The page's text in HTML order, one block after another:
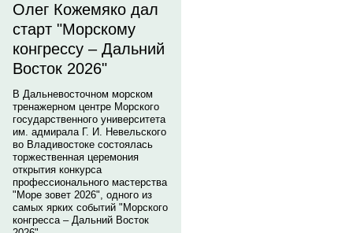
Олег Кожемяко дал
старт "Морскому
конгрессу – Дальний
Восток 2026"
В Дальневосточном морском
тренажерном центре Морского
государственного университета
им. адмирала Г. И. Невельского
во Владивостоке состоялась
торжественная церемония
открытия конкурса
профессионального мастерства
"Море зовет 2026", одного из
самых ярких событий "Морского
конгресса – Дальний Восток